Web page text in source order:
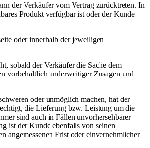
der Verkäufer vom Vertrag zurücktreten. In
Produkt verfügbar ist oder der Kunde
oder innerhalb der jeweiligen
sobald der Verkäufer die Sache dem
vorbehaltlich anderweitiger Zusagen und
oder unmöglich machen, hat der
die Lieferung bzw. Leistung um die
sind auch in Fällen unvorhersehbarer
ist der Kunde ebenfalls von seinen
angemessenen Frist oder einvernehmlicher